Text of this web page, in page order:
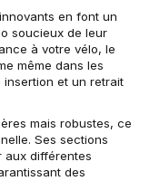
en font un
soucieux de leur
à votre vélo, le
même dans les
et un retrait
mais robustes, ce
Ses sections
aux différentes
des